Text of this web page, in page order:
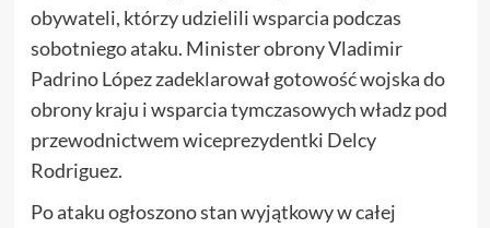
obywateli, którzy udzielili wsparcia podczas
sobotniego ataku. Minister obrony Vladimir
Padrino López zadeklarował gotowość wojska do
obrony kraju i wsparcia tymczasowych władz pod
przewodnictwem wiceprezydentki Delcy
Rodriguez.
Po ataku ogłoszono stan wyjątkowy w całej